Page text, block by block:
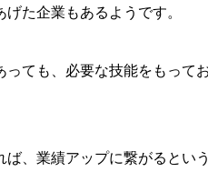
た企業もあるようです。
ても、必要な技能をもって
、業績アップに繋がるとい